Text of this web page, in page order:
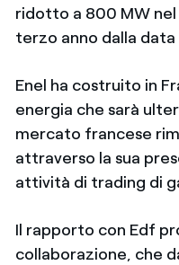
ridotto a 800 MW nel
terzo anno dalla
Enel ha costruito in
energia che sarà
mercato francese
attraverso la sua
attività di trading di
Il rapporto con Edf
collaborazione, che